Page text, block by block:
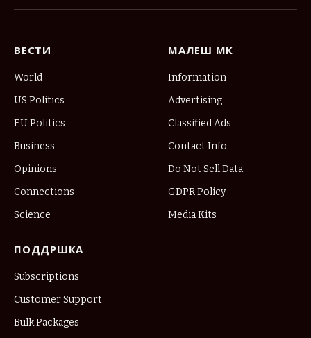
ВЕСТИ
World
US Politics
EU Politics
Business
Opinions
Connections
Science
МАЛЕШ МК
Information
Advertising
Classified Ads
Contact Info
Do Not Sell Data
GDPR Policy
Media Kits
ПОДДРШКА
Subscriptions
Customer Support
Bulk Packages